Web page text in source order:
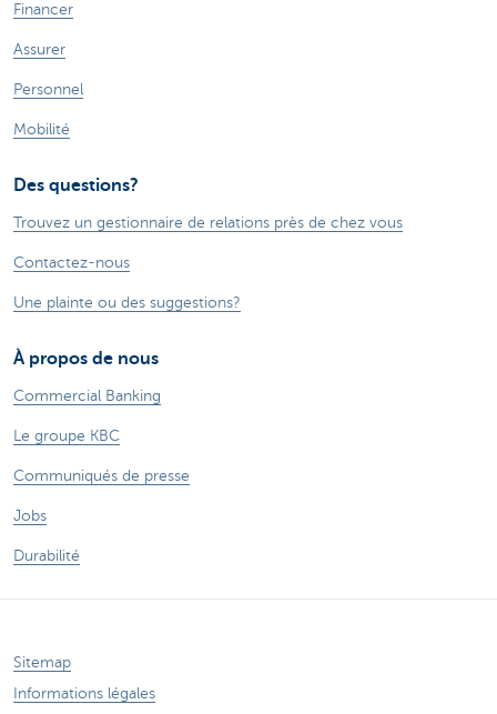
Financer
Assurer
Personnel
Mobilité
Des questions?
Trouvez un gestionnaire de relations près de chez vous
Contactez-nous
Une plainte ou des suggestions?
À propos de nous
Commercial Banking
Le groupe KBC
Communiqués de presse
Jobs
Durabilité
Sitemap
Informations légales